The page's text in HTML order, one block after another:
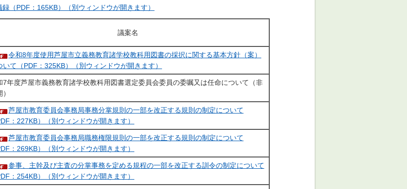
録（PDF：165KB）（別ウィンドウが開きます）
議案名
令和8年度使用芦屋市立義務教育諸学校教科用図書の採択に関する基本方針（案）
いて（PDF：325KB）（別ウィンドウが開きます）
7年度芦屋市義務教育諸学校教科用図書選定委員会委員の委嘱又は任命について（非
芦屋市教育委員会事務局事務分掌規則の一部を改正する規則の制定について
：227KB）（別ウィンドウが開きます）
芦屋市教育委員会事務局職務権限規則の一部を改正する規則の制定について
：269KB）（別ウィンドウが開きます）
参事、主幹及び主査の分掌事務を定める規程の一部を改正する訓令の制定について
：254KB）（別ウィンドウが開きます）